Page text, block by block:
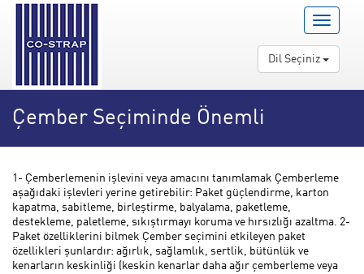
Menü
Aç/Kapa
Dil Seçiniz
Çember Seçiminde Önemli
1- Çemberlemenin işlevini veya amacını tanımlamak Çemberleme
aşağıdaki işlevleri yerine getirebilir: Paket güçlendirme, karton
kapatma, sabitleme, birleştirme, balyalama, paketleme,
destekleme, paletleme, sıkıştırmayı koruma ve hırsızlığı azaltma. 2-
Paket özelliklerini bilmek Çember seçimini etkileyen paket
özellikleri şunlardır: ağırlık, sağlamlık, sertlik, bütünlük ve
kenarların keskinliği (keskin kenarlar daha ağır çemberleme veya